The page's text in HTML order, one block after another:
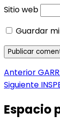
Sitio web
Guardar
de
entradas
Anterior
Siguiente
Espacio